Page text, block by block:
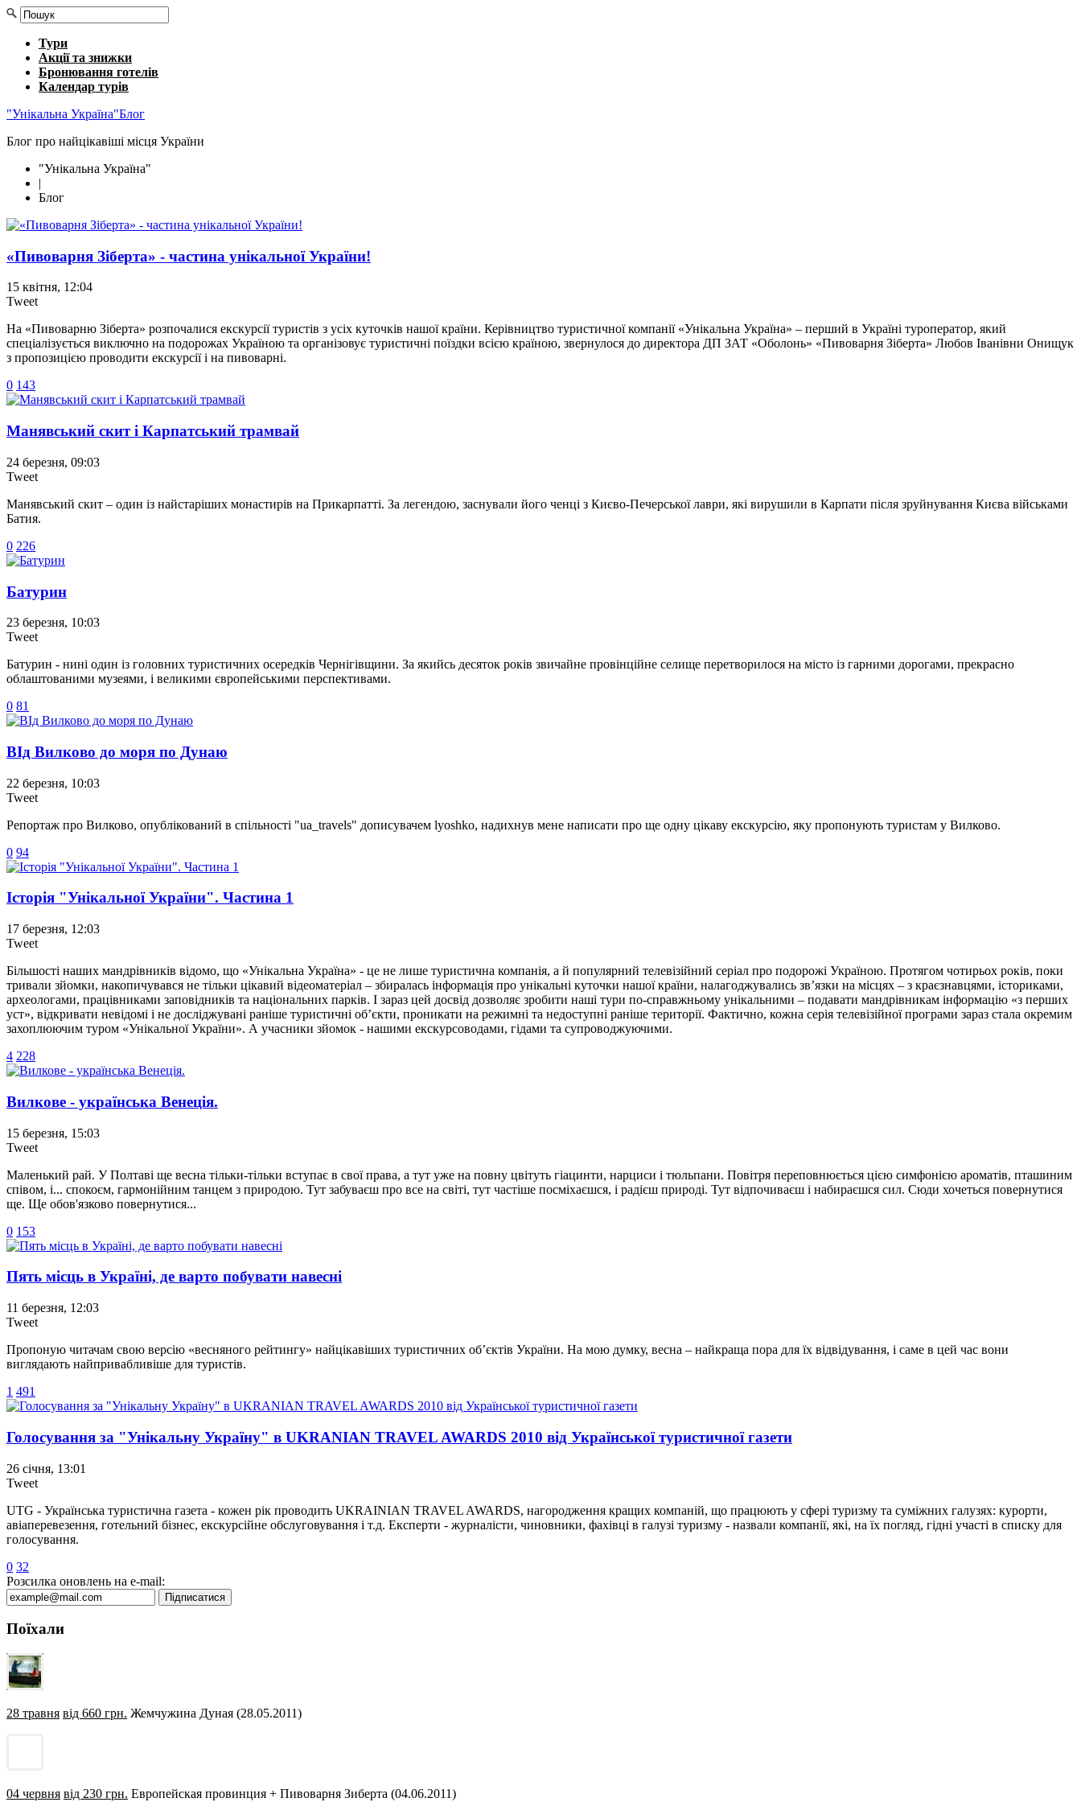
Тури
Акції та знижки
Бронювання готелів
Календар турів
"Унікальна Україна"Блог
Блог про найцікавіші місця України
"Унікальна Україна"
|
Блог
«Пивоварня Зіберта» - частина унікальної України!
15 квітня, 12:04
Tweet
На «Пивоварню Зіберта» розпочалися екскурсії туристів з усіх куточків нашої країни. Керівництво туристичної компанії «Унікальна Україна» – перший в Україні туроператор, який
спеціалізується виключно на подорожах Україною та організовує туристичні поїздки всією країною, звернулося до директора ДП ЗАТ «Оболонь» «Пивоварня Зіберта» Любов Іванівни Онищук
з пропозицією проводити екскурсії і на пивоварні.
0 143
Манявський скит і Карпатський трамвай
24 березня, 09:03
Tweet
Манявський скит – один із найстаріших монастирів на Прикарпатті. За легендою, заснували його ченці з Києво-Печерської лаври, які вирушили в Карпати після зруйнування Києва військами
Батия.
0 226
Батурин
23 березня, 10:03
Tweet
Батурин - нині один із головних туристичних осередків Чернігівщини. За якийсь десяток років звичайне провінційне селище перетворилося на місто із гарними дорогами, прекрасно
облаштованими музеями, і великими європейськими перспективами.
0 81
ВІд Вилково до моря по Дунаю
22 березня, 10:03
Tweet
Репортаж про Вилково, опублікований в спільності "ua_travels" дописувачем lyoshko, надихнув мене написати про ще одну цікаву екскурсію, яку пропонують туристам у Вилково.
0 94
Історія "Унікальної України". Частина 1
17 березня, 12:03
Tweet
Більшості наших мандрівників відомо, що «Унікальна Україна» - це не лише туристична компанія, а й популярний телевізійний серіал про подорожі Україною. Протягом чотирьох років, поки
тривали зйомки, накопичувався не тільки цікавий відеоматеріал – збиралась інформація про унікальні куточки нашої країни, налагоджувались зв’язки на місцях – з краєзнавцями, істориками,
археологами, працівниками заповідників та національних парків. І зараз цей досвід дозволяє зробити наші тури по-справжньому унікальними – подавати мандрівникам інформацію «з перших
уст», відкривати невідомі і не досліджувані раніше туристичні об’єкти, проникати на режимні та недоступні раніше території. Фактично, кожна серія телевізійної програми зараз стала окремим
захоплюючим туром «Унікальної України». А учасники зйомок - нашими екскурсоводами, гідами та супроводжуючими.
4 228
Вилкове - українська Венеція.
15 березня, 15:03
Tweet
Маленький рай. У Полтаві ще весна тільки-тільки вступає в свої права, а тут уже на повну цвітуть гіацинти, нарциси і тюльпани. Повітря переповнюється цією симфонією ароматів, пташиним
співом, і... спокоєм, гармонійним танцем з природою. Тут забуваєш про все на світі, тут частіше посміхаєшся, і радієш природі. Тут відпочиваєш і набираєшся сил. Сюди хочеться повернутися
ще. Ще обов'язково повернутися...
0 153
Пять місць в Україні, де варто побувати навесні
11 березня, 12:03
Tweet
Пропоную читачам свою версію «весняного рейтингу» найцікавіших туристичних об’єктів України. На мою думку, весна – найкраща пора для їх відвідування, і саме в цей час вони
виглядають найпривабливіше для туристів.
1 491
Голосування за "Унікальну Україну" в UKRANIAN TRAVEL AWARDS 2010 від Української туристичної газети
26 cічня, 13:01
Tweet
UTG - Українська туристична газета - кожен рік проводить UKRAINIAN TRAVEL AWARDS, нагородження кращих компаній, що працюють у сфері туризму та суміжних галузях: курорти,
авіаперевезення, готельний бізнес, екскурсійне обслуговування і т.д. Експерти - журналісти, чиновники, фахівці в галузі туризму - назвали компанії, які, на їх погляд, гідні участі в списку для
голосування.
0 32
Розсилка оновлень на e-mail:
Поїхали
28 травня від 660 грн. Жемчужина Дуная (28.05.2011)
04 червня від 230 грн. Европейская провинция + Пивоварня Зиберта (04.06.2011)